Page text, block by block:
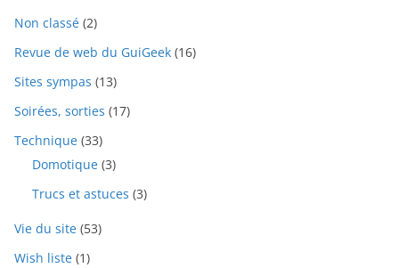
Non classé (2)
Revue de web du GuiGeek (16)
Sites sympas (13)
Soirées, sorties (17)
Technique (33)
Domotique (3)
Trucs et astuces (3)
Vie du site (53)
Wish liste (1)